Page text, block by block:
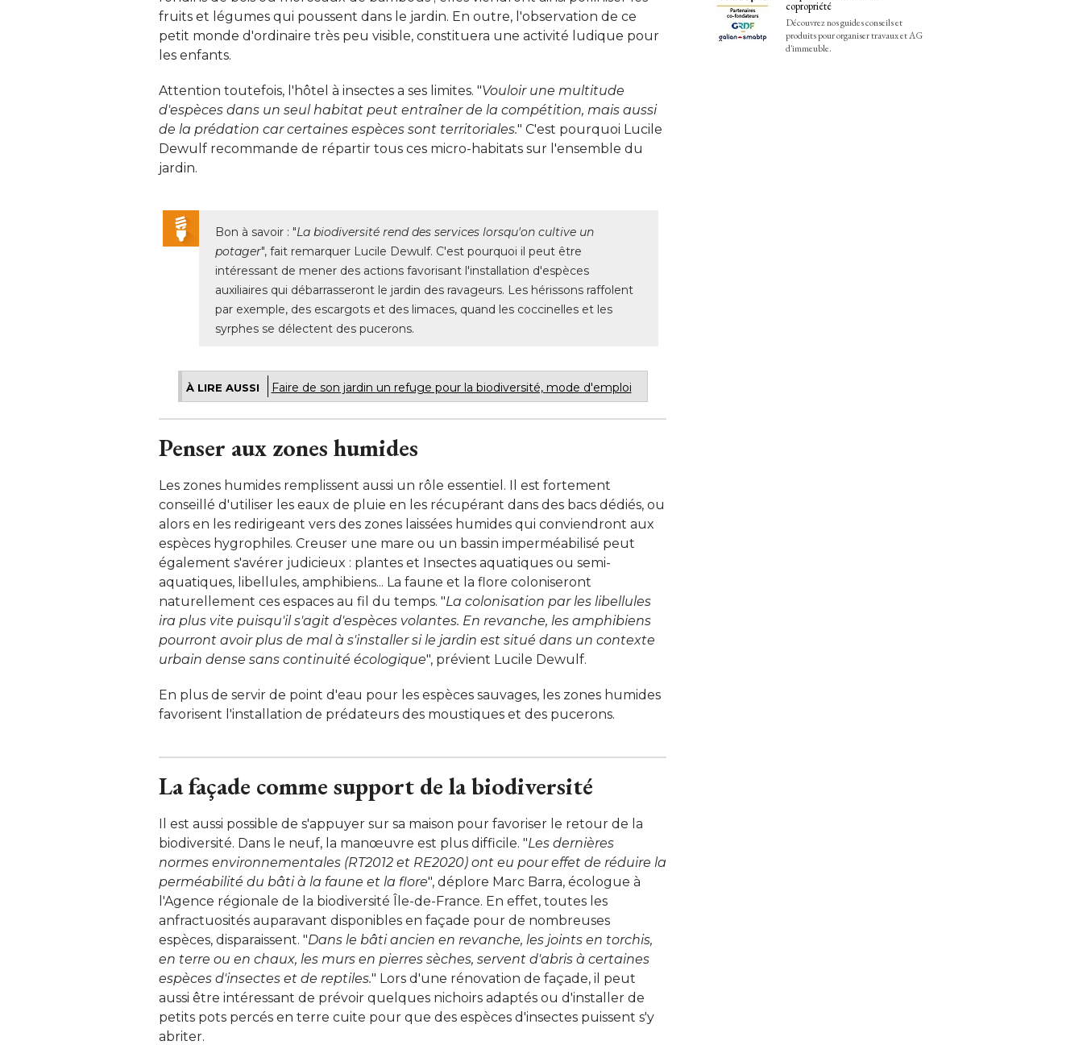
fruits et légumes qui poussent dans le jardin. En outre, l'observation de ce
petit monde d'ordinaire très peu visible, constituera une activité ludique pour
les enfants.
Attention toutefois, l'hôtel à insectes a ses limites. "Vouloir une multitude
d'espèces dans un seul habitat peut entraîner de la compétition, mais aussi
de la prédation car certaines espèces sont territoriales." C'est pourquoi Lucile
Dewulf recommande de répartir tous ces micro-habitats sur l'ensemble du
jardin.
Bon à savoir : "La biodiversité rend des services lorsqu'on cultive un
potager", fait remarquer Lucile Dewulf. C'est pourquoi il peut être
intéressant de mener des actions favorisant l'installation d'espèces
auxiliaires qui débarrasseront le jardin des ravageurs. Les hérissons raffolent
par exemple, des escargots et des limaces, quand les coccinelles et les
syrphes se délectent des pucerons.
À LIRE AUSSI Faire de son jardin un refuge pour la biodiversité, mode d'emploi
Penser aux zones humides
Les zones humides remplissent aussi un rôle essentiel. Il est fortement
conseillé d'utiliser les eaux de pluie en les récupérant dans des bacs dédiés, ou
alors en les redirigeant vers des zones laissées humides qui conviendront aux
espèces hygrophiles. Creuser une mare ou un bassin imperméabilisé peut
également s'avérer judicieux : plantes et Insectes aquatiques ou semi-
aquatiques, libellules, amphibiens... La faune et la flore coloniseront
naturellement ces espaces au fil du temps. "La colonisation par les libellules
ira plus vite puisqu'il s'agit d'espèces volantes. En revanche, les amphibiens
pourront avoir plus de mal à s'installer si le jardin est situé dans un contexte
urbain dense sans continuité écologique", prévient Lucile Dewulf.
En plus de servir de point d'eau pour les espèces sauvages, les zones humides
favorisent l'installation de prédateurs des moustiques et des pucerons.
La façade comme support de la biodiversité
Il est aussi possible de s'appuyer sur sa maison pour favoriser le retour de la
biodiversité. Dans le neuf, la manœuvre est plus difficile. "Les dernières
normes environnementales (RT2012 et RE2020) ont eu pour effet de réduire la
perméabilité du bâti à la faune et la flore", déplore Marc Barra, écologue à
l'Agence régionale de la biodiversité Île-de-France. En effet, toutes les
anfractuosités auparavant disponibles en façade pour de nombreuses
espèces, disparaissent. "Dans le bâti ancien en revanche, les joints en torchis,
en terre ou en chaux, les murs en pierres sèches, servent d'abris à certaines
espèces d'insectes et de reptiles." Lors d'une rénovation de façade, il peut
aussi être intéressant de prévoir quelques nichoirs adaptés ou d'installer de
petits pots percés en terre cuite pour que des espèces d'insectes puissent s'y
abriter.
copropriété
Découvrez nos guides conseils et
produits pour organiser travaux et AG
d'immeuble.